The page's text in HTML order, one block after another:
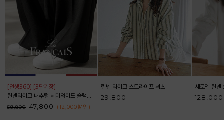
[인생360] [3단기장]
린넨라이크 내추럴 세미와이드 슬랙스_F6S164SL
59,800 47,800 (12,000할인 )
린넨 라이크 스트라이프 셔츠
29,800
세로엔 린
128,000